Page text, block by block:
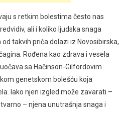
s retkim bolestima često nas
ali i koliko ljudska snaga
takvih priča dolazi iz Novosibirska,
Rođena kao zdrava i vesela
sa Hačinson-Gilfordovim
genetskom bolešću koja
Iako njen izgled može zavarati –
– njena unutrašnja snaga i